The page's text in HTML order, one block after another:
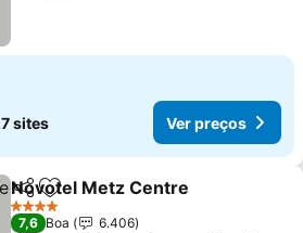
7 sites Ver preços
PartilharAdicionar aos favoritos
Novotel Metz Centre
4 Estrelas
7,6 Boa
6.406